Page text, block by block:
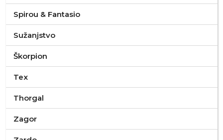
Spirou & Fantasio
Sužanjstvo
Škorpion
Tex
Thorgal
Zagor